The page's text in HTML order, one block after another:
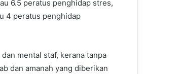
6.5 peratus penghidap stres,
4 peratus penghidap
mental staf, kerana tanpa
dan amanah yang diberikan